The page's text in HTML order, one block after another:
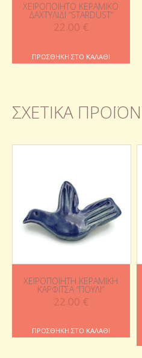
ΧΕΙΡΟΠΟΊΗΤΟ ΚΕΡΑΜΙΚΌ
ΔΑΧΤΥΛΊΔΙ “STARDUST”
22.00 €
ΠΡΟΣΘΉΚΗ ΣΤΟ ΚΑΛΆΘΙ
ΣΧΕΤΙΚΆ
ΧΕΙΡΟΠΟΊΗΤΗ ΚΕΡΑΜΙΚΉ
ΚΑΡΦΊΤΣΑ “ΠΟΥΛΊ”
22.00 €
ΠΡΟΣΘΉΚΗ ΣΤΟ ΚΑΛΆΘΙ